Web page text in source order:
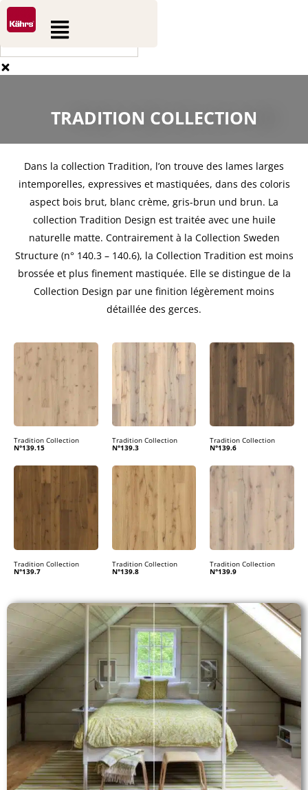
Aller
au
contenu
RechercherFlyout
Menu
TRADITION COLLECTION
Dans la collection Tradition, l’on trouve des lames larges
intemporelles, expressives et mastiquées, dans des coloris
aspect bois brut, blanc crème, gris-brun und brun. La
collection Tradition Design est traitée avec une huile
naturelle matte. Contrairement à la Collection Sweden
Structure (n° 140.3 – 140.6), la Collection Tradition est moins
brossée et plus finement mastiquée. Elle se distingue de la
Collection Design par une finition légèrement moins
détaillée des gerces.
Tradition Collection
N°139.15
Tradition Collection
N°139.3
Tradition Collection
N°139.6
Tradition Collection
N°139.7
Tradition Collection
N°139.8
Tradition Collection
N°139.9